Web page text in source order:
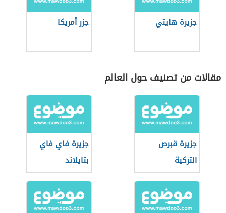
جزيرة هايتي جزر أمريكا
مقالات من تصنيف حول العالم
جزيرة قبرص
التركية
جزيرة فاي فاي
بتايلاند